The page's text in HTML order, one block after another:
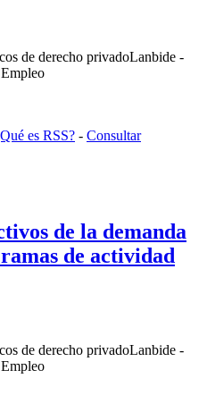
de derecho privadoLanbide -
es RSS? - Consultar
de la demanda
de actividad
de derecho privadoLanbide -